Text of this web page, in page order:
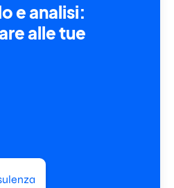
e analisi:
alle tue